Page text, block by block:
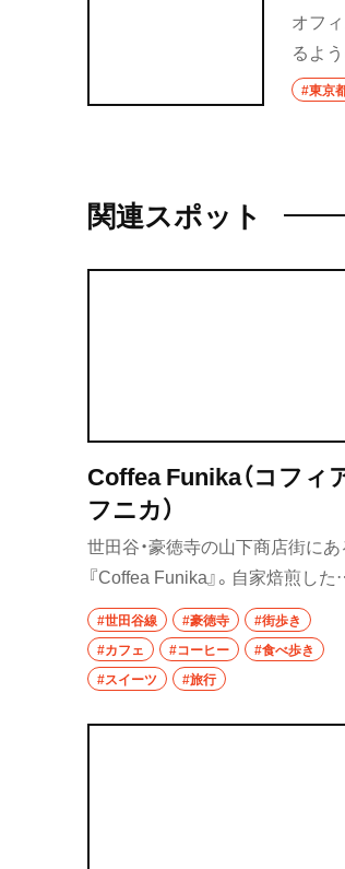
オフ
るよ
#東京
関連スポット
Coffea Funika（コフィ
フニカ）
世田谷・豪徳寺の山下商店街にあ
『Coffea Funika』。自家焙煎した
ペシャリティーコーヒーは「豆の個
性を生かしつつ輪郭を若干ぼやか
して、柔らかい印象に」仕上げてあ
り、優しい口当たりと珈琲豆の果実
味から来る自然な甘みが心地よ
#世田谷線 #豪徳寺
#街歩き
#カフェ
#コーヒー
#食べ歩き
#スイーツ
#旅行